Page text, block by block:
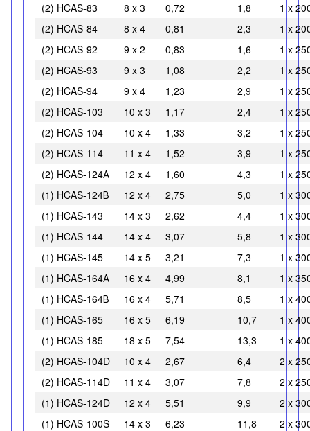
(2) HCAS-83
8 x 3 0,72 1,8
1 x
(2) HCAS-84
8 x 4 0,81 2,3
1 x
(2) HCAS-92
9 x 2 0,83 1,6
1 x
(2) HCAS-93
9 x 3 1,08 2,2
1 x
(2) HCAS-94
9 x 4 1,23 2,9
1 x
(2) HCAS-103
10 x 3 1,17 2,4
1 x
(2) HCAS-104
10 x 4 1,33 3,2
1 x
(2) HCAS-114
11 x 4 1,52 3,9
1 x
(2) HCAS-124А
12 x 4 1,60 4,3
1 x
(1) HCAS-124В
12 x 4 2,75 5,0
1 x
(1) HCAS-143
14 x 3 2,62 4,4
1 x
(1) HCAS-144
14 x 4 3,07 5,8
1 x
(1) HCAS-145
14 x 5 3,21 7,3
1 x
(1) HCAS-164А
16 x 4 4,99 8,1
1 x
(1) HCAS-164В
16 x 4 5,71 8,5
1 x
(1) HCAS-165
16 x 5 6,19 10,7
1 x
(1) HCAS-185
18 x 5 7,54 13,3
1 x
(2) HCAS-104D
10 x 4 2,67 6,4
2 x
(2) HCAS-114D
11 x 4 3,07 7,8
2 x
(1) HCAS-124D
12 x 4 5,51 9,9
2 x
(1) HCAS-100S
14 x 3 6,23 11,8
2 x